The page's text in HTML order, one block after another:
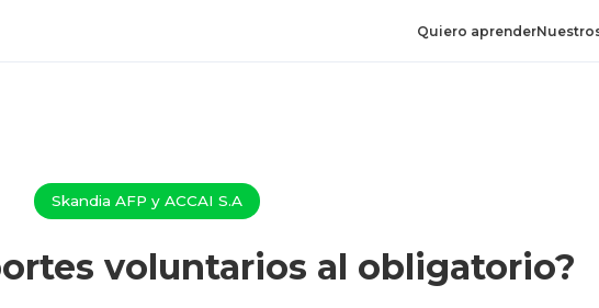
Quiero aprender
Skandia AFP y ACCAI S.A
voluntarios al obligatorio?